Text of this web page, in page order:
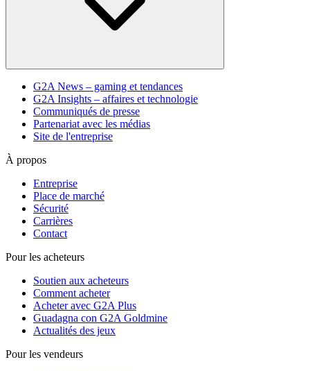
G2A News – gaming et tendances
G2A Insights – affaires et technologie
Communiqués de presse
Partenariat avec les médias
Site de l'entreprise
À propos
Entreprise
Place de marché
Sécurité
Carrières
Contact
Pour les acheteurs
Soutien aux acheteurs
Comment acheter
Acheter avec G2A Plus
Guadagna con G2A Goldmine
Actualités des jeux
Pour les vendeurs